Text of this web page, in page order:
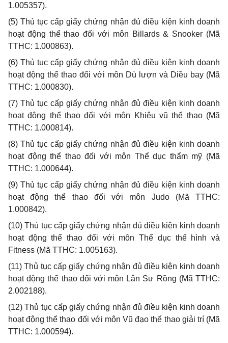
1.005357).
(5)Thủ tục cấp giấy chứng nhận đủ điều kiện kinh doanh
hoạt động thể thao đối với môn Billards & Snooker (Mã
TTHC: 1.000863).
(6)Thủ tục cấp giấy chứng nhận đủ điều kiện kinh doanh
hoạt động thể thao đối với môn Dù lượn và Diều bay (Mã
TTHC: 1.000830).
(7)Thủ tục cấp giấy chứng nhận đủ điều kiện kinh doanh
hoạt động thể thao đối với môn Khiêu vũ thể thao (Mã
TTHC: 1.000814).
(8)Thủ tục cấp giấy chứng nhận đủ điều kiện kinh doanh
hoạt động thể thao đối với môn Thể dục thẩm mỹ (Mã
TTHC: 1.000644).
(9)Thủ tục cấp giấy chứng nhận đủ điều kiện kinh doanh
hoạt động thể thao đối với môn Judo (Mã TTHC:
1.000842).
(10)Thủ tục cấp giấy chứng nhận đủ điều kiện kinh doanh
hoạt động thể thao đối với môn Thể dục thể hình và
Fitness (Mã TTHC: 1.005163).
(11)Thủ tục cấp giấy chứng nhận đủ điều kiện kinh doanh
hoạt động thể thao đối với môn Lân Sư Rồng (Mã TTHC:
2.002188).
(12)Thủ tục cấp giấy chứng nhận đủ điều kiện kinh doanh
hoạt động thể thao đối với môn Vũ đạo thể thao giải trí (Mã
TTHC: 1.000594).